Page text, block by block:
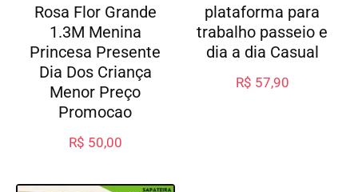
Rosa Flor Grande
1.3M Menina
Princesa Presente
Dia Dos Criança
Menor Preço
Promocao
R$ 50,00
plataforma para
trabalho passeio e
dia a dia Casual
R$ 57,90